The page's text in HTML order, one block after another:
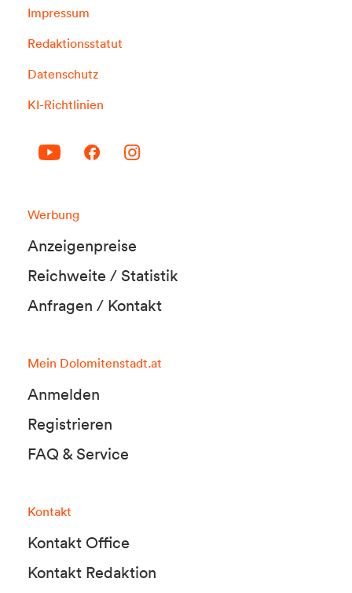
Impressum
Redaktionsstatut
Datenschutz
KI-Richtlinien
Werbung
Anzeigenpreise
Reichweite / Statistik
Anfragen / Kontakt
Mein Dolomitenstadt.at
Anmelden
Registrieren
FAQ & Service
Kontakt
Kontakt Office
Kontakt Redaktion